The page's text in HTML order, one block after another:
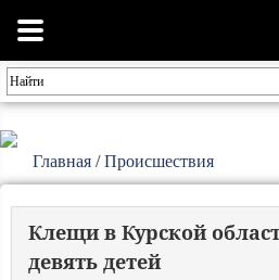
Главная /Происшествия
Клещи в Курской
девять детей